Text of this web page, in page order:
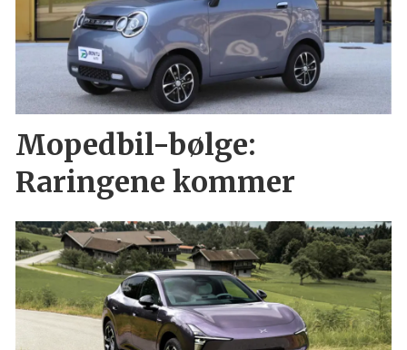
Mopedbil-bølge:
Raringene kommer